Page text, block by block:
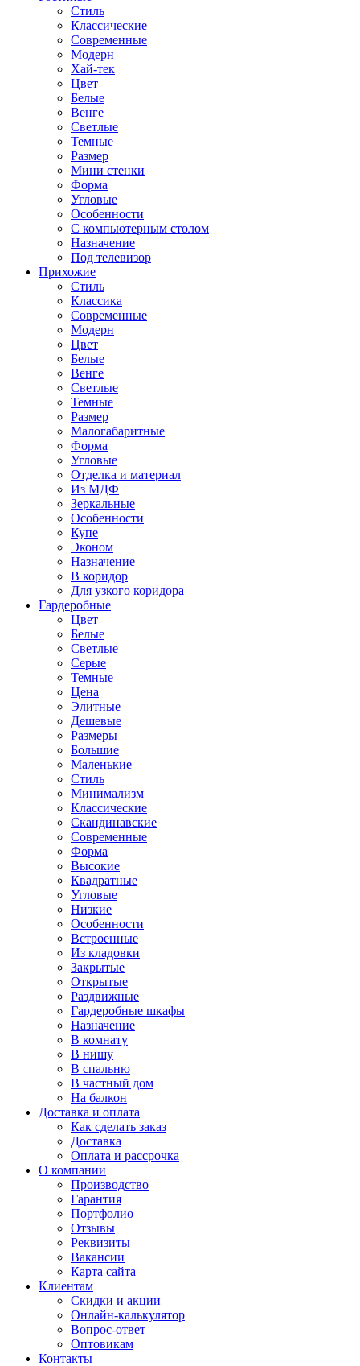
Стиль
Классические
Современные
Модерн
Хай-тек
Цвет
Белые
Венге
Светлые
Темные
Размер
Мини стенки
Форма
Угловые
Особенности
С компьютерным столом
Назначение
Под телевизор
Прихожие
Стиль
Классика
Современные
Модерн
Цвет
Белые
Венге
Светлые
Темные
Размер
Малогабаритные
Форма
Угловые
Отделка и материал
Из МДФ
Зеркальные
Особенности
Купе
Эконом
Назначение
В коридор
Для узкого коридора
Гардеробные
Цвет
Белые
Светлые
Серые
Темные
Цена
Элитные
Дешевые
Размеры
Большие
Маленькие
Стиль
Минимализм
Классические
Скандинавские
Современные
Форма
Высокие
Квадратные
Угловые
Низкие
Особенности
Встроенные
Из кладовки
Закрытые
Открытые
Раздвижные
Гардеробные шкафы
Назначение
В комнату
В нишу
В спальню
В частный дом
На балкон
Доставка и оплата
Как сделать заказ
Доставка
Оплата и рассрочка
О компании
Производство
Гарантия
Портфолио
Отзывы
Реквизиты
Вакансии
Карта сайта
Клиентам
Скидки и акции
Онлайн-калькулятор
Вопрос-ответ
Оптовикам
Контакты